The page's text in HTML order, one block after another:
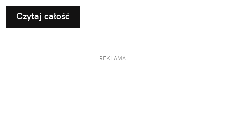
Czytaj całość
REKLAMA